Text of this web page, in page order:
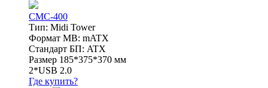
CMC-400
Тип: Midi Tower
Формат MB: mATX
Стандарт БП: ATX
Размер 185*375*370 мм
2*USB 2.0
Где купить?